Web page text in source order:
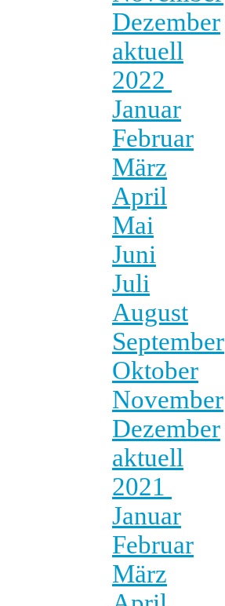
Dezember
aktuell
2022
Januar
Februar
März
April
Mai
Juni
Juli
August
September
Oktober
November
Dezember
aktuell
2021
Januar
Februar
März